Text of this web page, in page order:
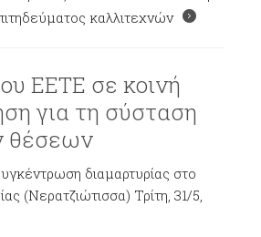
καλλιτεχνών
ΕΕΤΕ σε κοινή
για τη σύσταση
θέσεων
διαμαρτυρίας στο
(Νερατζιώτισσα) Τρίτη, 31/5,